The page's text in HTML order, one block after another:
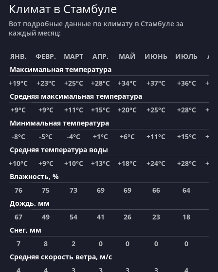
Климат в Стамбуле
Вот подробные данные по климату в Стамбуле за
каждый месяц:
ЯНВ. ФЕВР. МАРТ АПР. МАЙ ИЮНЬ ИЮЛЬ
Максимальная температура
+19°C
+23°C +25°C +28°C +34°C +37°C +36°C
Средняя максимальная температура
+9°C
+9°C +11°C +15°C +20°C +25°C +28°C
Минимальная температура
-8°C
-5°C -4°C +1°C +6°C +11°C +15°C
Средняя температура воды
+10°C
+9°C +10°C +13°C +18°C +24°C +28°C
Влажность, %
76
75 73 69 69 66 64
Дождь, мм
67
49 54 41 26 23 18
Снег, мм
7
8 2 0 0 0 0
Средняя скорость ветра, м/с